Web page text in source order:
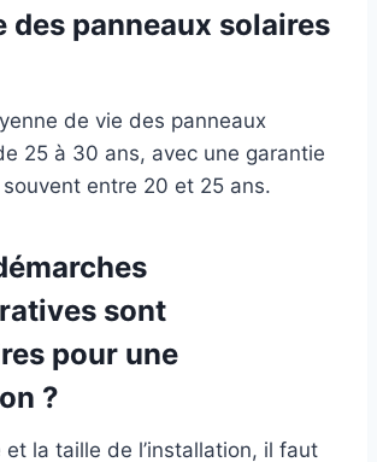
des panneaux solaires
de vie des panneaux
25 à 30 ans, avec une garantie
entre 20 et 25 ans.
sont
pour une
?
et la taille de l’installation, il faut